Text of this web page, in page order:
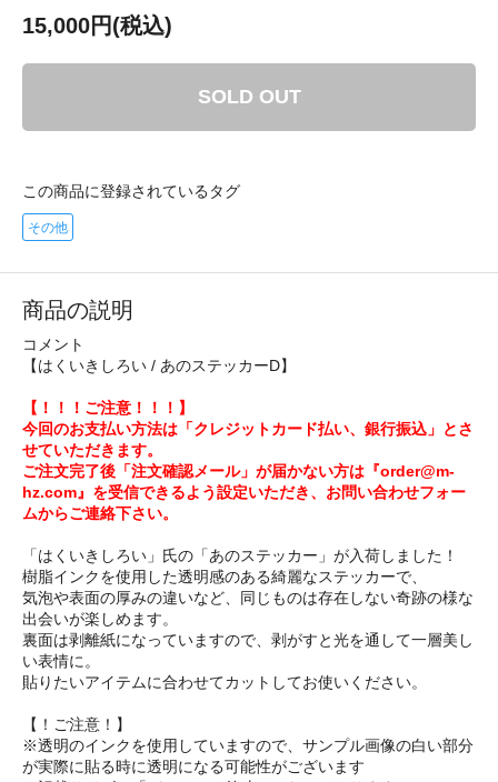
15,000円(税込)
SOLD OUT
この商品に登録されているタグ
その他
商品の説明
コメント
【はくいきしろい / あのステッカーD】
【！！！ご注意！！！】
今回のお支払い方法は「クレジットカード払い、銀行振込」とさ
せていただきます。
ご注文完了後「注文確認メール」が届かない方は『order@m-
hz.com』を受信できるよう設定いただき、お問い合わせフォー
ムからご連絡下さい。
「はくいきしろい」氏の「あのステッカー」が入荷しました！
樹脂インクを使用した透明感のある綺麗なステッカーで、
気泡や表面の厚みの違いなど、同じものは存在しない奇跡の様な
出会いが楽しめます。
裏面は剥離紙になっていますので、剥がすと光を通して一層美し
い表情に。
貼りたいアイテムに合わせてカットしてお使いください。
【！ご注意！】
※透明のインクを使用していますので、サンプル画像の白い部分
が実際に貼る時に透明になる可能性がございます